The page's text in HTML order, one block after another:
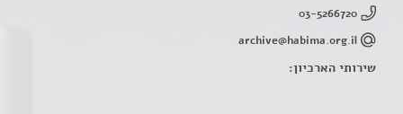
03-5266720
archive@habima.org.il
שירותי הארכיון: